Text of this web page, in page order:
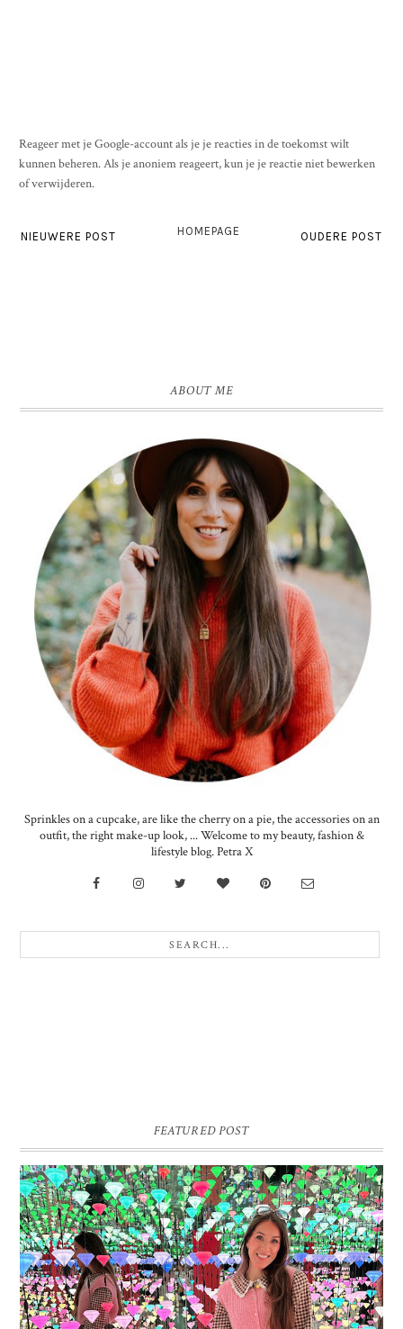
Reageer met je Google-account als je je reacties in de toekomst wilt
kunnen beheren. Als je anoniem reageert, kun je je reactie niet bewerken
of verwijderen.
NIEUWERE POST OUDERE POST
HOMEPAGE
ABOUT ME
Sprinkles on a cupcake, are like the cherry on a pie, the accessories on an
outfit, the right make-up look, ... Welcome to my beauty, fashion &
lifestyle blog. Petra X
FEATURED POST